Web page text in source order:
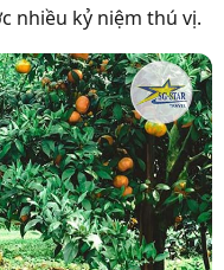
nhiều kỷ niệm thú vị.